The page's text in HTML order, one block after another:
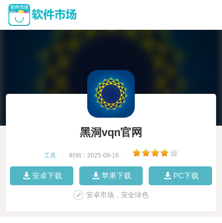
黑洞vqn官网
工具 时间：2025-09-16
安卓下载 苹果下载 PC下载
安卓市场，安全绿色